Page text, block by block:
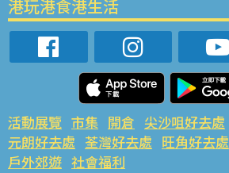
港玩港食港生活
活動展覽 市集 開倉 尖沙咀好去處
元朗好去處 荃灣好去處 旺角好去處
戶外郊遊 社會福利